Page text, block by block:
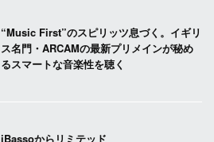
“Music First”のスピリッツ息づく。イギリ
ス名門・ARCAMの最新プリメインが秘め
るスマートな音楽性を聴く
iBassoからリミテッド